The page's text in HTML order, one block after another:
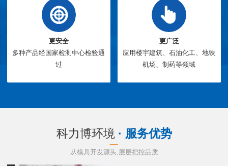
更安全
多种产品经国家检测中心检验通
过
更广泛
应用楼宇建筑、石油化工、地铁
机场、制药等领域
科力博环境 · 服务优势
从模具开发源头,层层把控品质